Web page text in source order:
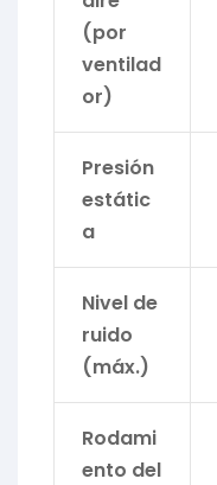
(por
ventilad
or)
Presión
estátic
a
Nivel de
ruido
(máx.)
Rodami
ento del